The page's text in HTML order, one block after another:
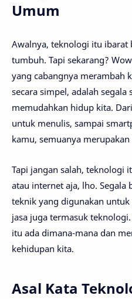
Umum
Awalnya, teknologi itu ibarat
tumbuh. Tapi sekarang?
yang cabangnya merambah
secara simpel, adalah
memudahkan hidup kita.
untuk menulis, sampai
kamu, semuanya
Tapi jangan salah, teknologi
atau internet aja, lho. Segala
teknik yang digunakan
jasa juga termasuk
itu ada dimana-mana dan
kehidupan kita.
Asal Kata